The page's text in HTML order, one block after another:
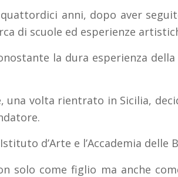
anni, dopo aver
di scuole ed esperienze
la dura esperienza
una volta rientrato in Sicilia,
d’Arte e l’Accademia delle
solo come figlio ma anche